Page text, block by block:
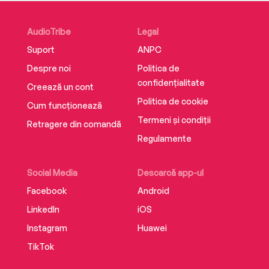
kids.
AudioTribe
Suport
Despre noi
Creează un cont
Cum funcționează
Retragere din comandă
Social Media
Facebook
LinkedIn
Instagram
TikTok
Descarcă app-ul
Android
iOS
Huawei
Legal
ANPC
Politica de
confidențialitate
Politica de cookie
Termeni și condiții
Regulamente